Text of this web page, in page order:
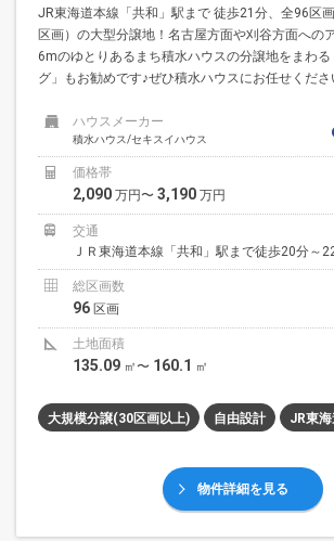
JR東海道本線「共和」駅まで 徒歩21分、全96区
区画）の大型分譲地！名古屋方面や刈谷方面への
6mのゆとりあるまち積水ハウスの分譲地をまわ
グ」もお勧めです♪ぜひ積水ハウスにお任せくださ
ハウスメーカー
積水ハウス/セキスイハウス
価格帯
2,090 万円〜 3,190 万円
交通
ＪＲ東海道本線「共和」駅まで徒歩20分～
総区画数
96 区画
土地面積
135.09 ㎡〜 160.1 ㎡
大規模分譲(30区画以上) 自由設計 JR東
物件詳細を見る